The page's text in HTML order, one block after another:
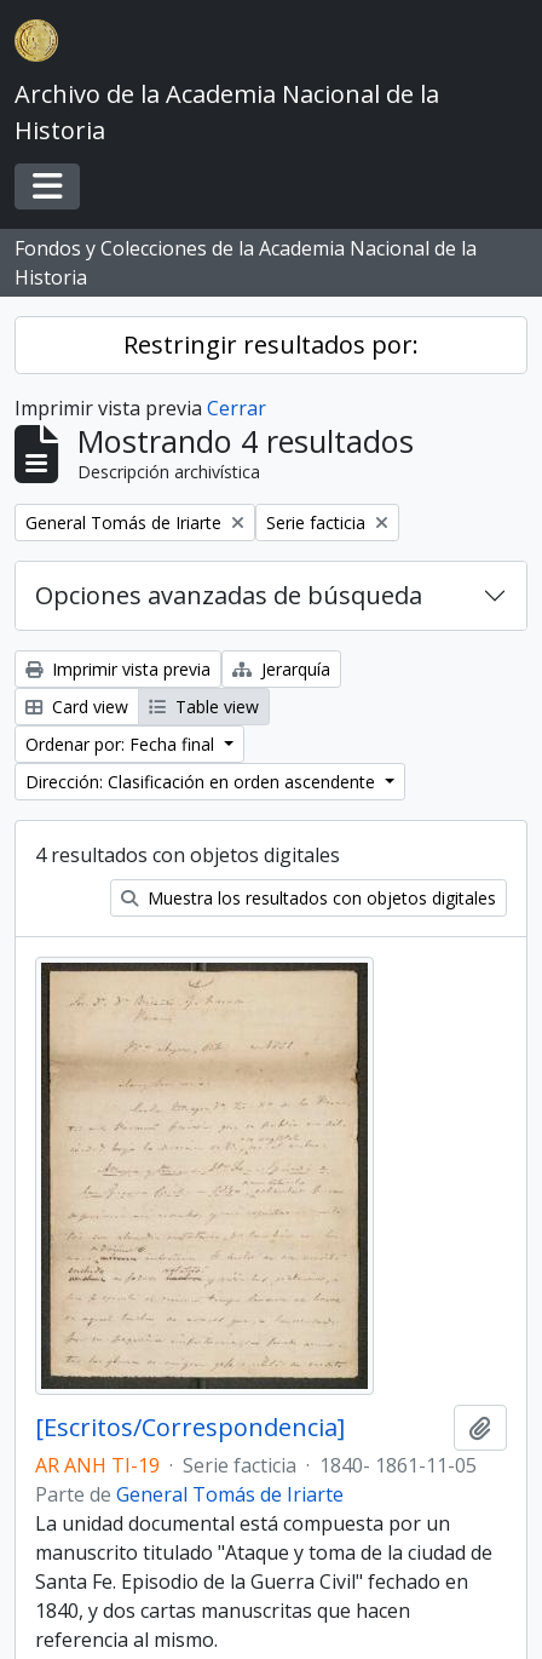
Skip to main content
Archivo de la Academia Nacional de la
Historia
Toggle navigation
Fondos y Colecciones de la Academia Nacional de la
Historia
Restringir resultados por:
Imprimir vista previa Cerrar
Mostrando 4 resultados
Descripción archivística
Remove filter:
General Tomás de Iriarte Remove filter:
Serie facticia
Opciones avanzadas de búsqueda
Imprimir vista previa
Jerarquía
Card view
Table view
Ordenar por: Fecha final
Dirección: Clasificación en orden ascendente
4 resultados con objetos digitales
Muestra los resultados con objetos digitales
[Escritos/Correspondencia]
AR ANH TI-19 · Serie facticia · 1840- 1861-11-05
Parte de General Tomás de Iriarte
La unidad documental está compuesta por un
manuscrito titulado "Ataque y toma de la ciudad de
Santa Fe. Episodio de la Guerra Civil" fechado en
1840, y dos cartas manuscritas que hacen
referencia al mismo.